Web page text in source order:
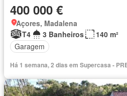
400 000 €
Açores, Madalena
T4
3 Banheiros
140 m²
Garagem
Há 1 semana, 2 dias em Supercasa -